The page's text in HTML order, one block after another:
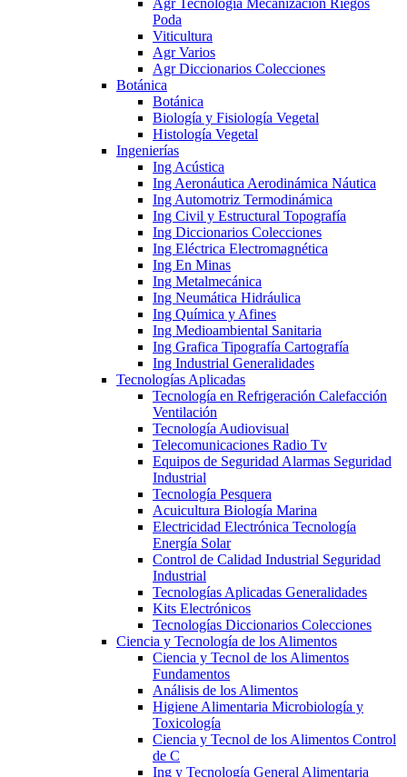
Agr Tecnología Mecanización Riegos
Poda
Viticultura
Agr Varios
Agr Diccionarios Colecciones
Botánica
Botánica
Biología y Fisiología Vegetal
Histología Vegetal
Ingenierías
Ing Acústica
Ing Aeronáutica Aerodinámica Náutica
Ing Automotriz Termodinámica
Ing Civil y Estructural Topografía
Ing Diccionarios Colecciones
Ing Eléctrica Electromagnética
Ing En Minas
Ing Metalmecánica
Ing Neumática Hidráulica
Ing Química y Afines
Ing Medioambiental Sanitaria
Ing Grafica Tipografía Cartografía
Ing Industrial Generalidades
Tecnologías Aplicadas
Tecnología en Refrigeración Calefacción
Ventilación
Tecnología Audiovisual
Telecomunicaciones Radio Tv
Equipos de Seguridad Alarmas Seguridad
Industrial
Tecnología Pesquera
Acuicultura Biología Marina
Electricidad Electrónica Tecnología
Energía Solar
Control de Calidad Industrial Seguridad
Industrial
Tecnologías Aplicadas Generalidades
Kits Electrónicos
Tecnologías Diccionarios Colecciones
Ciencia y Tecnología de los Alimentos
Ciencia y Tecnol de los Alimentos
Fundamentos
Análisis de los Alimentos
Higiene Alimentaria Microbiología y
Toxicología
Ciencia y Tecnol de los Alimentos Control
de C
Ing y Tecnología General Alimentaria